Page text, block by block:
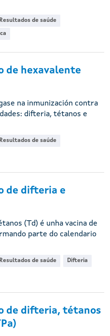
Resultados de saúde
de hexavalente
na inmunización contra
difteria, tétanos e
Resultados de saúde
de difteria e
(Td) é unha vacina de
parte do calendario
Resultados de saúde Difteria
de difteria, tétanos